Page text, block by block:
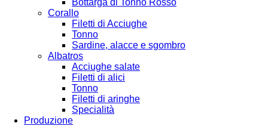
Bottarga di Tonno Rosso
Corallo
Filetti di Acciughe
Tonno
Sardine, alacce e sgombro
Albatros
Acciughe salate
Filetti di alici
Tonno
Filetti di aringhe
Specialità
Produzione